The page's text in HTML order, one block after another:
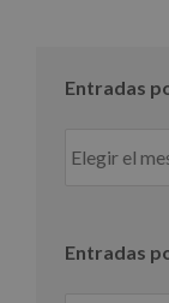
Entradas
por
Entradas